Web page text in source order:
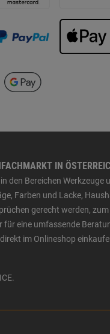
IN
den Bereichen
Farben und Lacke,
gerecht werden,
eine umfassende
im Onlineshop